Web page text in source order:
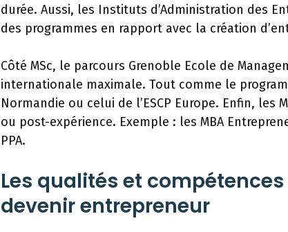
durée. Aussi, les Instituts d’Administration des
des programmes en rapport avec la création
Côté MSc, le parcours Grenoble Ecole de
internationale maximale. Tout comme le
Normandie ou celui de l’ESCP Europe. Enfin, les
ou post-expérience. Exemple : les MBA
PPA.
Les qualités et
devenir entrepreneur